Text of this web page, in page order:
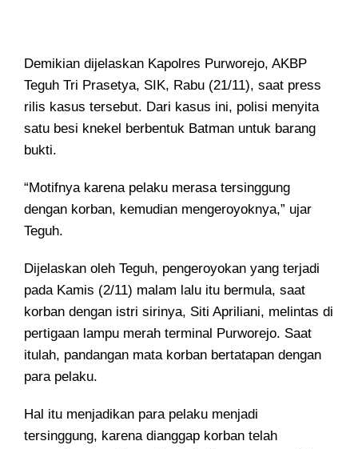
Demikian dijelaskan Kapolres Purworejo, AKBP
Teguh Tri Prasetya, SIK, Rabu (21/11), saat press
rilis kasus tersebut. Dari kasus ini, polisi menyita
satu besi knekel berbentuk Batman untuk barang
bukti.
“Motifnya karena pelaku merasa tersinggung
dengan korban, kemudian mengeroyoknya,” ujar
Teguh.
Dijelaskan oleh Teguh, pengeroyokan yang terjadi
pada Kamis (2/11) malam lalu itu bermula, saat
korban dengan istri sirinya, Siti Apriliani, melintas di
pertigaan lampu merah terminal Purworejo. Saat
itulah, pandangan mata korban bertatapan dengan
para pelaku.
Hal itu menjadikan para pelaku menjadi
tersinggung, karena dianggap korban telah